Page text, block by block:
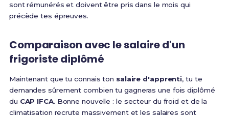
sont rémunérés et doivent être pris dans le mois qui
précède tes épreuves.
Comparaison avec le salaire d'un
frigoriste diplômé
Maintenant que tu connais ton salaire d'apprenti, tu te
demandes sûrement combien tu gagneras une fois diplômé
du CAP IFCA. Bonne nouvelle : le secteur du froid et de la
climatisation recrute massivement et les salaires sont